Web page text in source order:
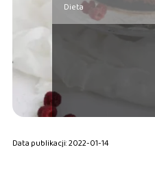
Dieta
Data publikacji: 2022-01-14